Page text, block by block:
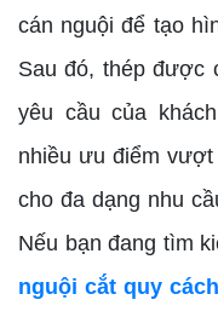
cán nguội để tạo
Sau đó, thép được
yêu cầu của
nhiều ưu điểm
cho đa dạng nhu
Nếu bạn đang tìm
nguội cắt quy cách